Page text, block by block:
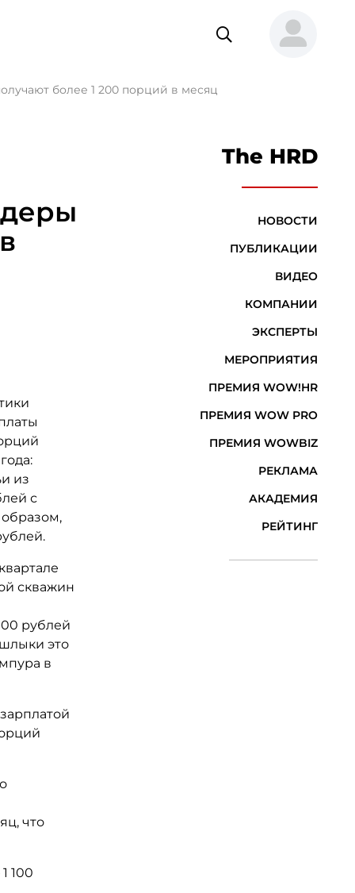
более 1 200 порций в месяц
из
с
образом,
скважин
рублей
это
в
что
100
The HRD
НОВОСТИ
ПУБЛИКАЦИИ
ВИДЕО
КОМПАНИИ
ЭКСПЕРТЫ
МЕРОПРИЯТИЯ
ПРЕМИЯ WOW!HR
ПРЕМИЯ WOW PRO
ПРЕМИЯ WOWBIZ
РЕКЛАМА
АКАДЕМИЯ
РЕЙТИНГ